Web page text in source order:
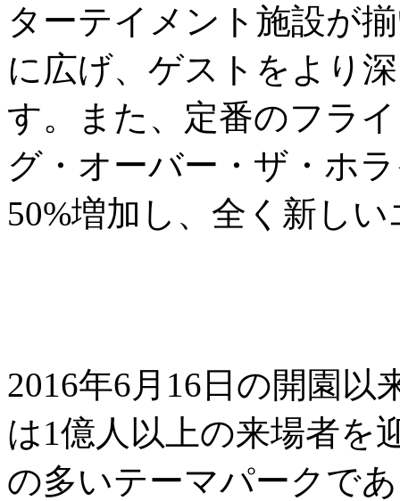
ターテイメント施設が
に広げ、ゲストをより
す。また、定番のフラ
グ・オーバー・ザ・ホ
50%増加し、全く新し
2016年6月16日の開園
は1億人以上の来場者を
の多いテーマパークで